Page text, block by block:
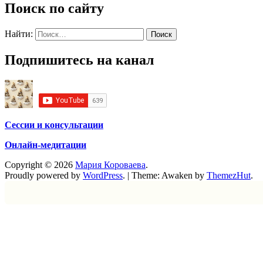
Поиск по сайту
Найти:
Подпишитесь на канал
Сессии и консультации
Онлайн-медитации
Copyright © 2026 Мария Короваева.
Proudly powered by WordPress. | Theme: Awaken by ThemezHut.